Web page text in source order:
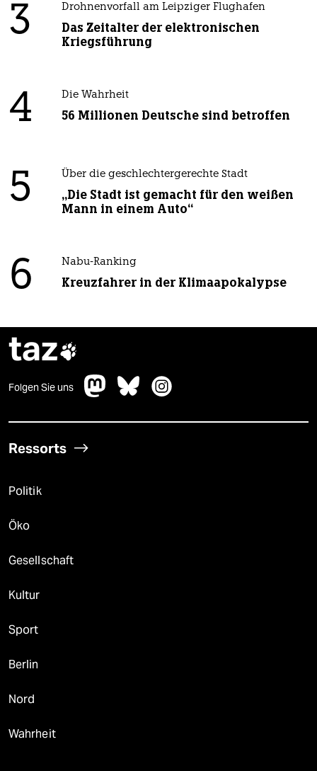
3 Drohnenvorfall am Leipziger Flughafen
Das Zeitalter der elektronischen
Kriegsführung
4 Die Wahrheit
56 Millionen Deutsche sind betroffen
5 Über die geschlechtergerechte Stadt
„Die Stadt ist gemacht für den weißen
Mann in einem Auto“
6 Nabu-Ranking
Kreuzfahrer in der Klimaapokalypse
taz
Folgen Sie uns
Ressorts
Politik
Öko
Gesellschaft
Kultur
Sport
Berlin
Nord
Wahrheit